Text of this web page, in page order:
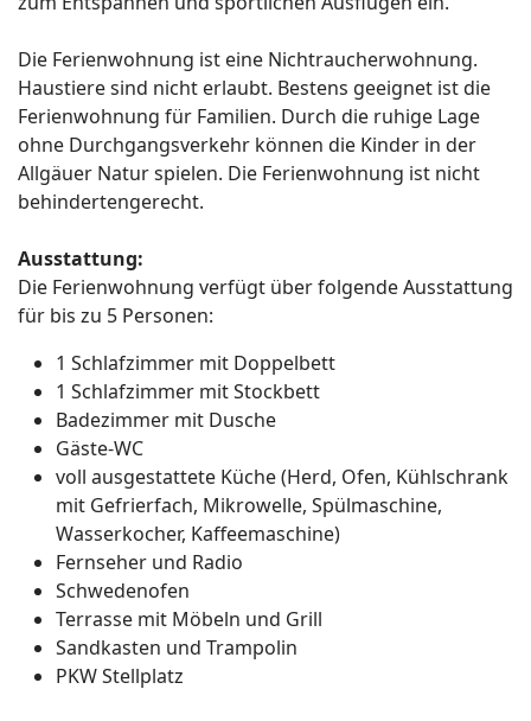
Die Ferienwohnung ist eine Nichtraucherwohnung.
Haustiere sind nicht erlaubt. Bestens geeignet ist die
Ferienwohnung für Familien. Durch die ruhige Lage
ohne Durchgangsverkehr können die Kinder in der
Allgäuer Natur spielen. Die Ferienwohnung ist nicht
behindertengerecht.
Ausstattung:
Die Ferienwohnung verfügt über folgende Ausstattung
für bis zu 5 Personen:
1 Schlafzimmer mit Doppelbett
1 Schlafzimmer mit Stockbett
Badezimmer mit Dusche
Gäste-WC
voll ausgestattete Küche (Herd, Ofen, Kühlschrank
mit Gefrierfach, Mikrowelle, Spülmaschine,
Wasserkocher, Kaffeemaschine)
Fernseher und Radio
Schwedenofen
Terrasse mit Möbeln und Grill
Sandkasten und Trampolin
PKW Stellplatz